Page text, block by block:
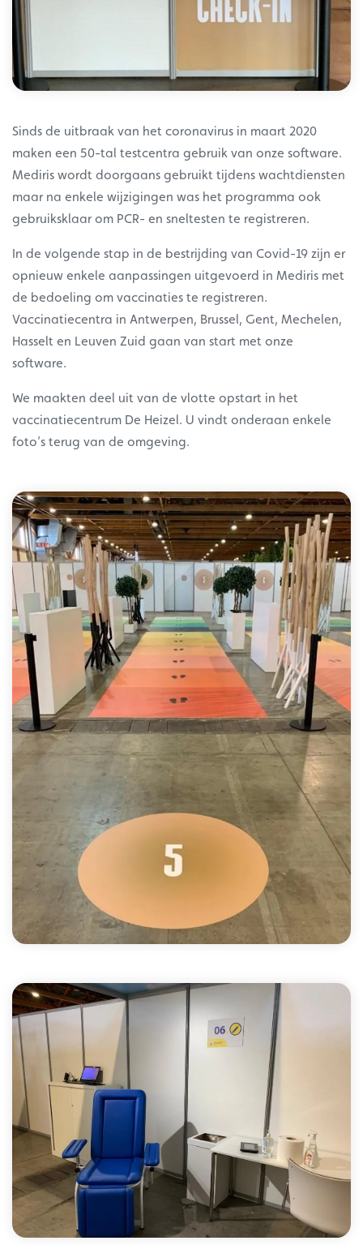
Sinds de uitbraak van het coronavirus in maart 2020
maken een 50-tal testcentra gebruik van onze software.
Mediris wordt doorgaans gebruikt tijdens wachtdiensten
maar na enkele wijzigingen was het programma ook
gebruiksklaar om PCR- en sneltesten te registreren.
In de volgende stap in de bestrijding van Covid-19 zijn er
opnieuw enkele aanpassingen uitgevoerd in Mediris met
de bedoeling om vaccinaties te registreren.
Vaccinatiecentra in Antwerpen, Brussel, Gent, Mechelen,
Hasselt en Leuven Zuid gaan van start met onze
software.
We maakten deel uit van de vlotte opstart in het
vaccinatiecentrum De Heizel. U vindt onderaan enkele
foto’s terug van de omgeving.